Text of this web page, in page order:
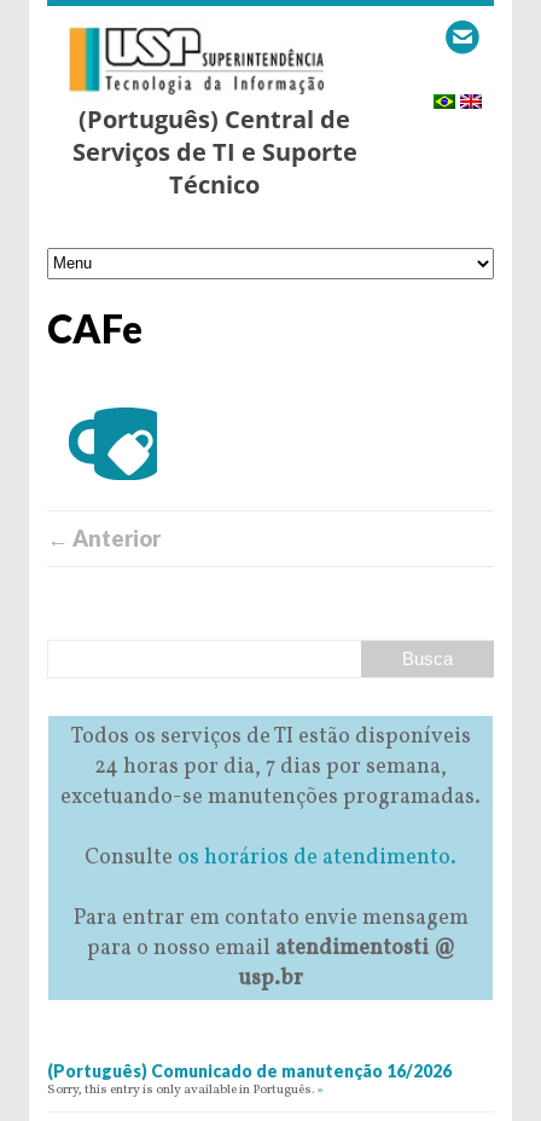
(Português) Central de
Serviços de TI e Suporte
Técnico
CAFe
← Anterior
Todos os serviços de TI estão disponíveis
24 horas por dia, 7 dias por semana,
excetuando-se manutenções programadas.
Consulte os horários de atendimento.
Para entrar em contato envie mensagem
para o nosso email atendimentosti @
usp.br
(Português) Comunicado de manutenção 16/2026
Sorry, this entry is only available in Português. »